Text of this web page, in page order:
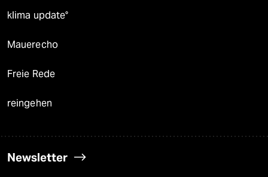
klima update°
Mauerecho
Freie Rede
reingehen
Newsletter